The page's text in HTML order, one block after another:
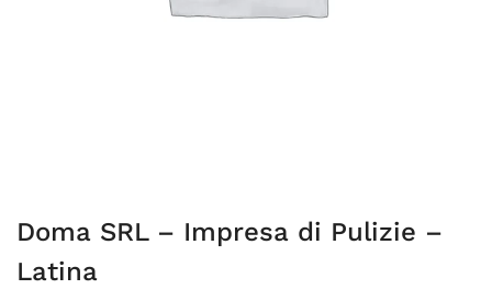
Doma SRL – Impresa di Pulizie –
Latina